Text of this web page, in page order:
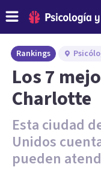
Rankings
Los 7
Charlotte
Esta ciudad
Unidos
pueden